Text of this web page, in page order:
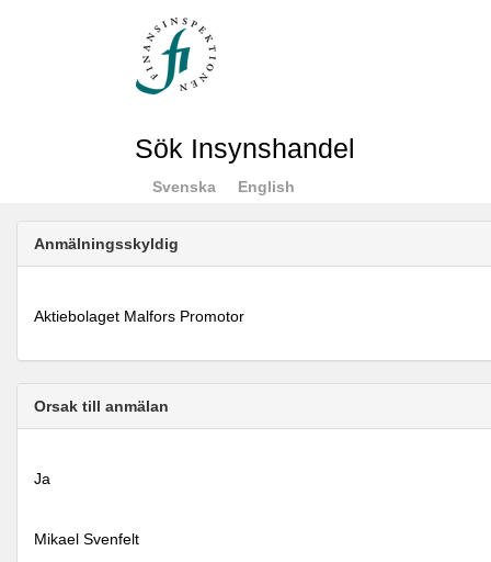
Sök Insynshandel
Svenska English
Anmälningsskyldig
Aktiebolaget Malfors Promotor
Orsak till anmälan
Ja
Mikael Svenfelt